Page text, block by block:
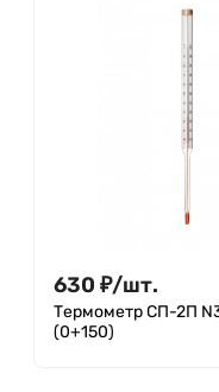
630 ₽/шт.
Термометр СП-2П
(0+150)